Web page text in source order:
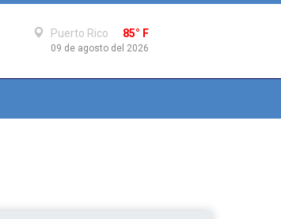
Puerto Rico 85° F
09 de agosto del 2026